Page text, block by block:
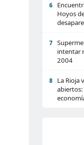
6
Hoyos
7
intentar
2004
8
La Rioja
abiertos: